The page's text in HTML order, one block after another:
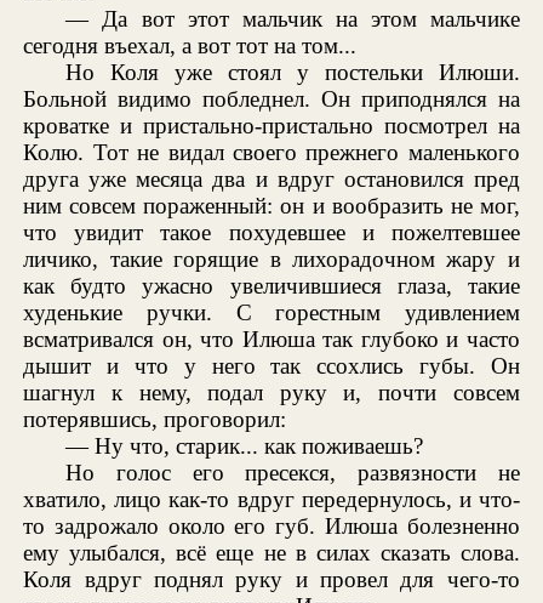
— Да вот этот мальчик на этом мальчике
сегодня въехал, а вот тот на том...
Но Коля уже стоял у постельки Илюши.
Больной видимо побледнел. Он приподнялся на
кроватке и пристально-пристально посмотрел на
Колю. Тот не видал своего прежнего маленького
друга уже месяца два и вдруг остановился пред
ним совсем пораженный: он и вообразить не мог,
что увидит такое похудевшее и пожелтевшее
личико, такие горящие в лихорадочном жару и
как будто ужасно увеличившиеся глаза, такие
худенькие ручки. С горестным удивлением
всматривался он, что Илюша так глубоко и часто
дышит и что у него так ссохлись губы. Он
шагнул к нему, подал руку и, почти совсем
потерявшись, проговорил:
— Ну что, старик... как поживаешь?
Но голос его пресекся, развязности не
хватило, лицо как-то вдруг передернулось, и что-
то задрожало около его губ. Илюша болезненно
ему улыбался, всё еще не в силах сказать слова.
Коля вдруг поднял руку и провел для чего-то